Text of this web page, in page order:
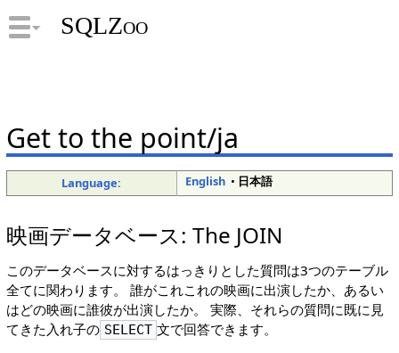
SQLZoo
Get to the point/ja
Language: English• 日本語
映画データベース: The JOIN
このデータベースに対するはっきりとした質問は3つのテーブル
全てに関わります。 誰がこれこれの映画に出演したか、あるい
はどの映画に誰彼が出演したか。 実際、それらの質問に既に見
てきた入れ子の SELECT 文で回答できます。